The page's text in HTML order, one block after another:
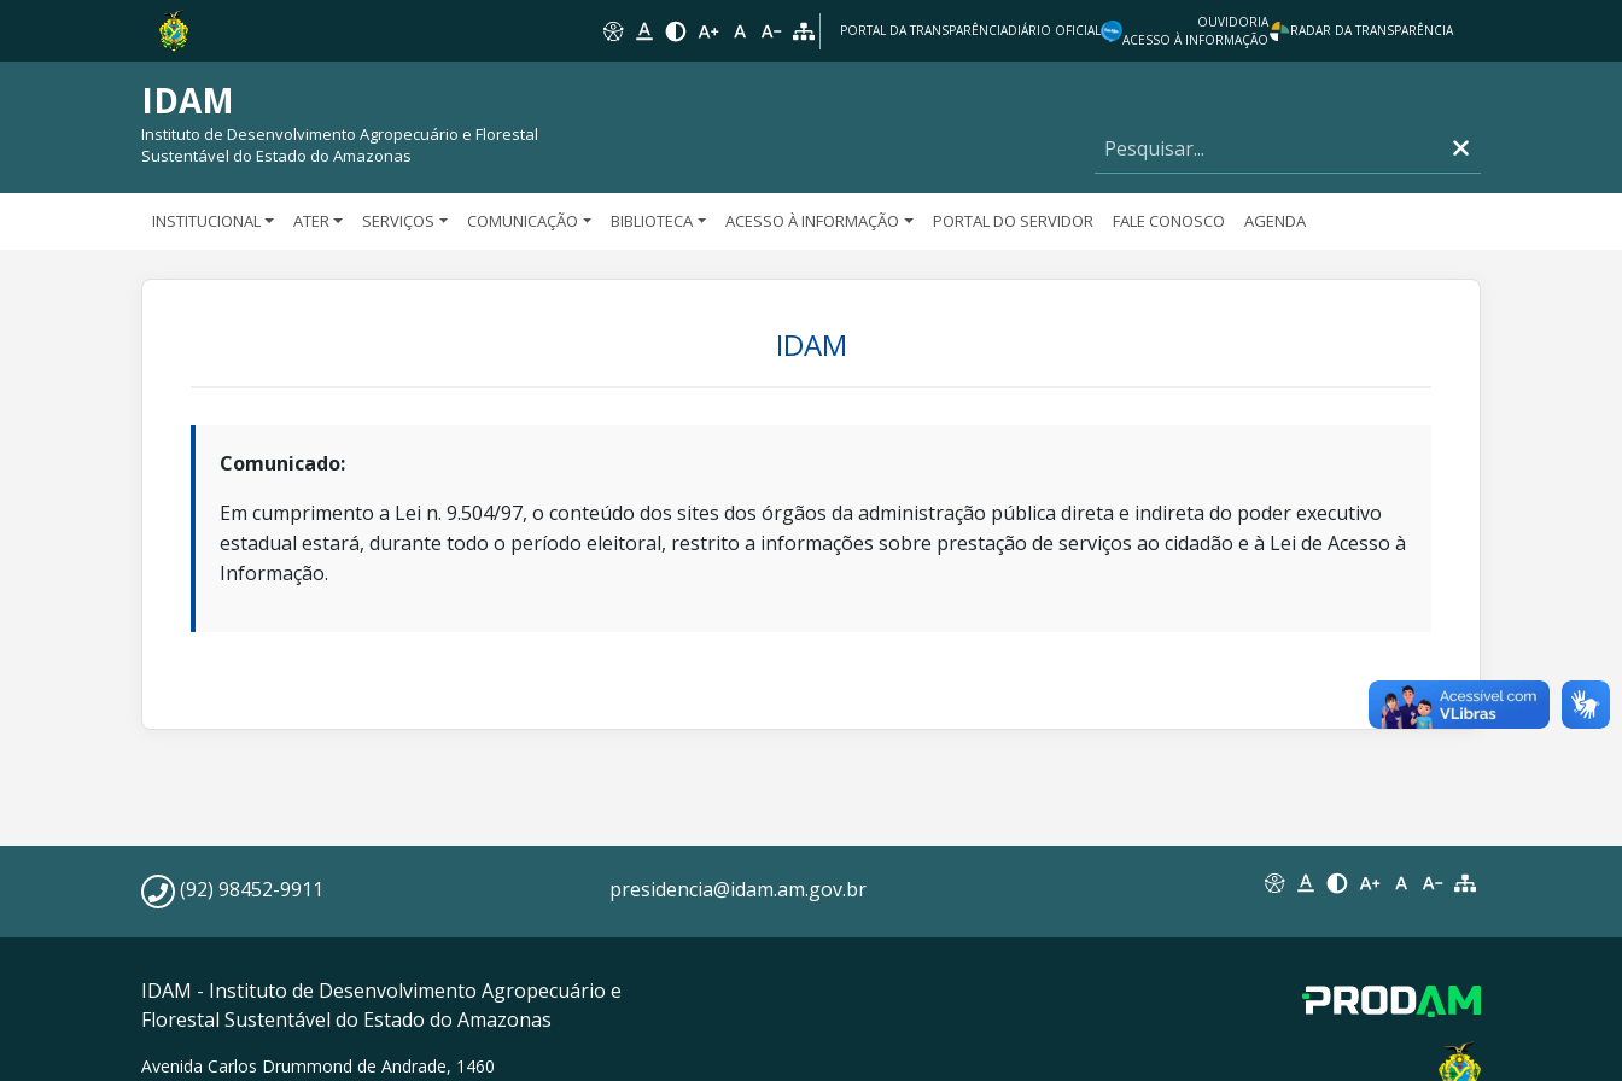
PORTAL DA TRANSPARÊNCIADIÁRIO OFICIAL
OUVIDORIA
ACESSO À INFORMAÇÃO
RADAR DA TRANSPARÊNCIA
IDAM
Instituto de Desenvolvimento Agropecuário e Florestal
Sustentável do Estado do Amazonas
INSTITUCIONAL ATER SERVIÇOS COMUNICAÇÃO BIBLIOTECA ACESSO À INFORMAÇÃO PORTAL DO SERVIDOR FALE CONOSCO AGENDA
IDAM
Comunicado:
Em cumprimento a Lei n. 9.504/97, o conteúdo dos sites dos órgãos da administração pública direta e indireta do poder executivo
estadual estará, durante todo o período eleitoral, restrito a informações sobre prestação de serviços ao cidadão e à Lei de Acesso à
Informação.
(92) 98452-9911 presidencia@idam.am.gov.br
IDAM - Instituto de Desenvolvimento Agropecuário e
Florestal Sustentável do Estado do Amazonas
Avenida Carlos Drummond de Andrade, 1460